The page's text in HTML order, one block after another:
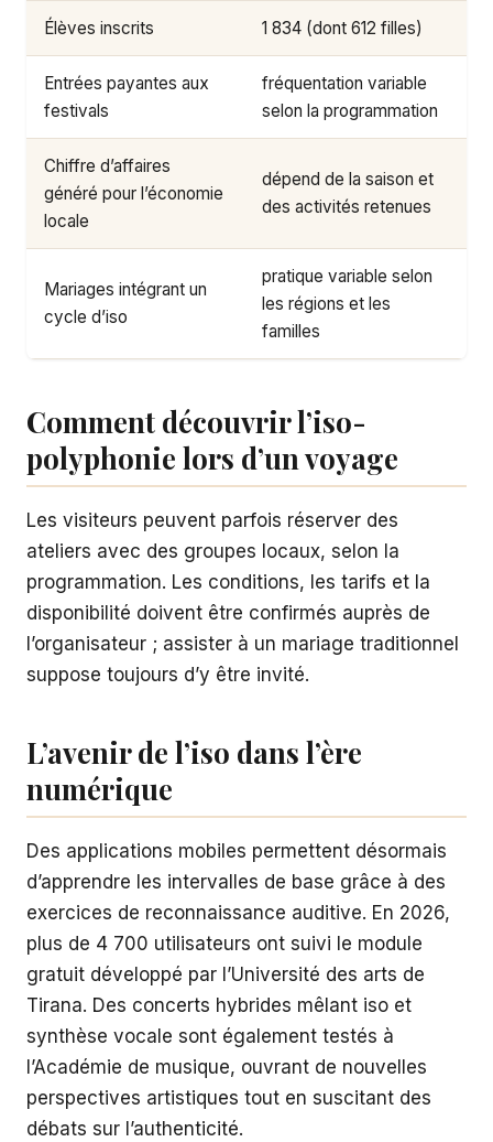
Élèves inscrits 1 834 (dont 612 filles)
Entrées payantes aux
festivals
fréquentation variable
selon la programmation
Chiffre d’affaires
généré pour l’économie
locale
dépend de la saison et
des activités retenues
Mariages intégrant un
cycle d’iso
pratique variable selon
les régions et les
familles
Comment découvrir l’iso-
polyphonie lors d’un voyage
Les visiteurs peuvent parfois réserver des
ateliers avec des groupes locaux, selon la
programmation. Les conditions, les tarifs et la
disponibilité doivent être confirmés auprès de
l’organisateur ; assister à un mariage traditionnel
suppose toujours d’y être invité.
L’avenir de l’iso dans l’ère
numérique
Des applications mobiles permettent désormais
d’apprendre les intervalles de base grâce à des
exercices de reconnaissance auditive. En 2026,
plus de 4 700 utilisateurs ont suivi le module
gratuit développé par l’Université des arts de
Tirana. Des concerts hybrides mêlant iso et
synthèse vocale sont également testés à
l’Académie de musique, ouvrant de nouvelles
perspectives artistiques tout en suscitant des
débats sur l’authenticité.